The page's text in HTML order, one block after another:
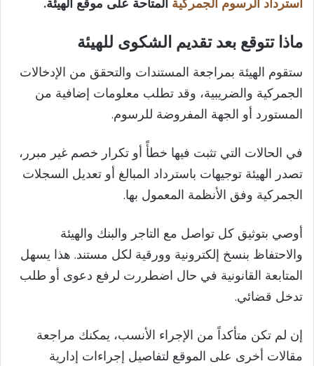
ماذا تتوقع بعد تقديم الشكوى للهيئة
ستقوم الهيئة بمراجعة المستندات والتحقق من الإدخالات
الجمركية والضريبية، وقد تطلب معلومات إضافية من
المستورد أو الجهة المفروضة للرسوم.
في الحالات التي تثبت فيها خطأً أو تكرار خصم غير مبرر،
تصدر الهيئة توجيهات باسترداد المبالغ أو تعديل السجلات
الجمركية وفق الأنظمة المعمول بها.
أوصي بتوثيق كل تواصل مع التاجر والبنك والهيئة
والاحتفاظ بنسخ إلكترونية وورقية لكل مستند. هذا يسهل
المتابعة القانونية في حال اضطررت لرفع دعوى أو طلب
تدخل قضائي.
إن لم تكن متأكداً من الإجراء الأنسب، يمكنك مراجعة
مقالات أخرى على الموقع لتفاصيل إجراءات إدارية